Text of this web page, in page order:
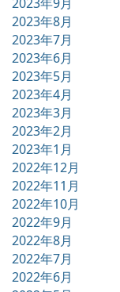
2023年9月
2023年8月
2023年7月
2023年6月
2023年5月
2023年4月
2023年3月
2023年2月
2023年1月
2022年12月
2022年11月
2022年10月
2022年9月
2022年8月
2022年7月
2022年6月